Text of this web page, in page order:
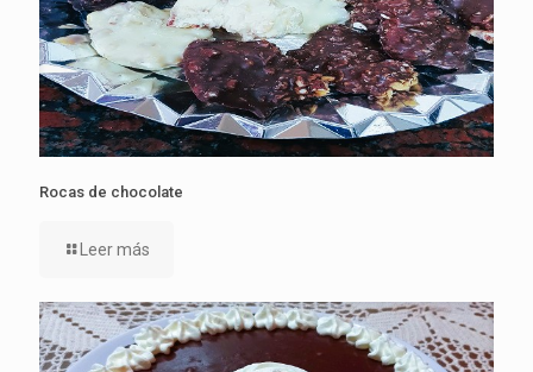
Rocas de chocolate
Leer más